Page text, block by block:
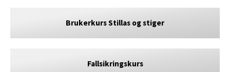
Brukerkurs Stillas og stiger
Fallsikringskurs